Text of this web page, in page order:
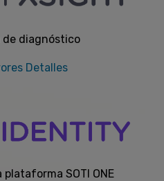
de diagnóstico
Detalles
SOTI ONE